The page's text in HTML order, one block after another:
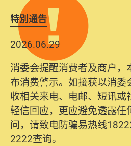
特別通告
2026.06.29
消委会提醒消费者及商户，
布消费警示。如接获以消委
收相关来电、电邮、短讯或
轻信回应，更应避免透露任
问，请致电防骗易热线
2222查询。